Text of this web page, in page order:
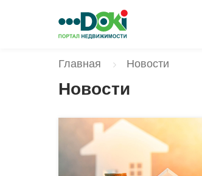
Главная Новости
Новости